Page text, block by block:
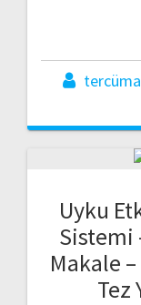
Uyku
Sistemi
Makale
Tez